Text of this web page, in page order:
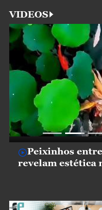
VIDEOS
Peixinhos
revelam estética